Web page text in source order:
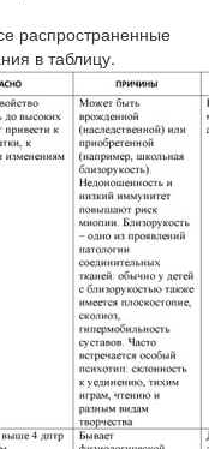
распространенные
в таблицу.